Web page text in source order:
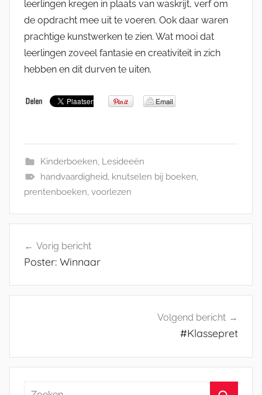
leerlingen kregen in plaats van waskrijt, verf om
de opdracht mee uit te voeren. Ook daar waren
prachtige kunstwerken te zien. Wat mooi dat
leerlingen zoveel fantasie en creativiteit in zich
hebben en dit durven te uiten.
Kinderboeken, Lesideeën
handvaardigheid, knutselen bij boeken,
prentenboeken, voorlezen
navigatie
Vorig bericht
Poster: Winnaar
Volgend bericht
#Klassepret
Zoeken